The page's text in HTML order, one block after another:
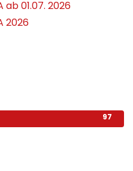
ab 01.07. 2026
2026
97